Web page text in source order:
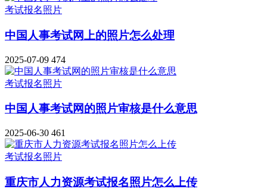
考试报名照片
中国人事考试网上的照片怎么处理
2025-07-09 474
考试报名照片
中国人事考试网的照片审核是什么意思
2025-06-30 461
考试报名照片
重庆市人力资源考试报名照片怎么上传